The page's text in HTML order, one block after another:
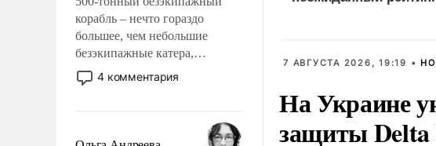
корабль – нечто гораздо
большее, чем небольшие
безэкипажные катера,
применение которых уже
стало обыденностью. Задача по
сложна и амбициозна. Однако
и ее реализация радикально
4 комментария
7 АВГУСТА 2026, 19:19 •
На Украине
защиты Delta